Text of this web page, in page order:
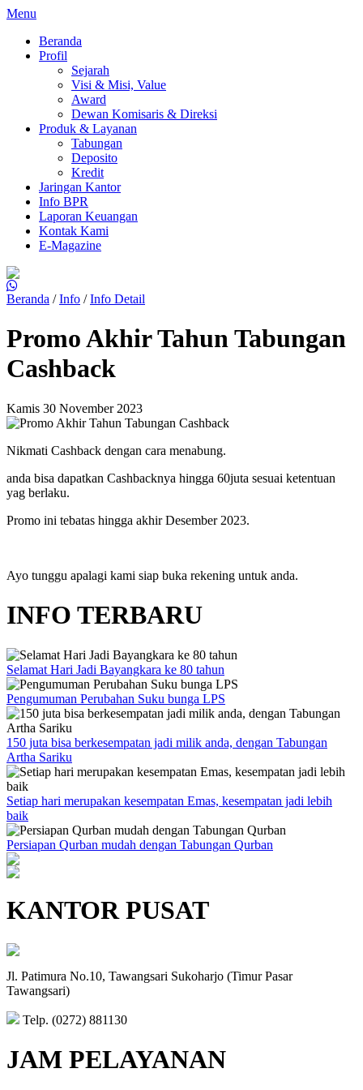
Menu
Beranda
Profil
Sejarah
Visi & Misi, Value
Award
Dewan Komisaris & Direksi
Produk & Layanan
Tabungan
Deposito
Kredit
Jaringan Kantor
Info BPR
Laporan Keuangan
Kontak Kami
E-Magazine
Beranda /Info /Info Detail
Promo Akhir Tahun Tabungan
Cashback
Kamis 30 November 2023
Nikmati Cashback dengan cara menabung.
anda bisa dapatkan Cashbacknya hingga 60juta sesuai ketentuan
yag berlaku.
Promo ini tebatas hingga akhir Desember 2023.
Ayo tunggu apalagi kami siap buka rekening untuk anda.
INFO TERBARU
Selamat Hari Jadi Bayangkara ke 80 tahun
Pengumuman Perubahan Suku bunga LPS
150 juta bisa berkesempatan jadi milik anda, dengan Tabungan
Artha Sariku
Setiap hari merupakan kesempatan Emas, kesempatan jadi lebih
baik
Persiapan Qurban mudah dengan Tabungan Qurban
KANTOR PUSAT
Jl. Patimura No.10, Tawangsari Sukoharjo (Timur Pasar
Tawangsari)
Telp. (0272) 881130
JAM PELAYANAN